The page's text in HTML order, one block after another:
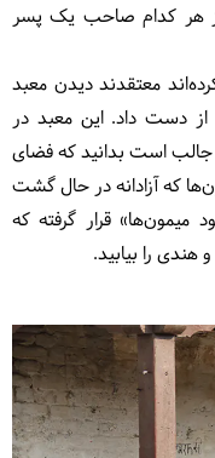
از هر کدام صاحب یک پسر
معتقدند دیدن معبد
از دست داد. این معبد در
است بدانید که فضای
که آزادانه در حال گشت
میمون‌ها» قرار گرفته که
هندی را بیابید.